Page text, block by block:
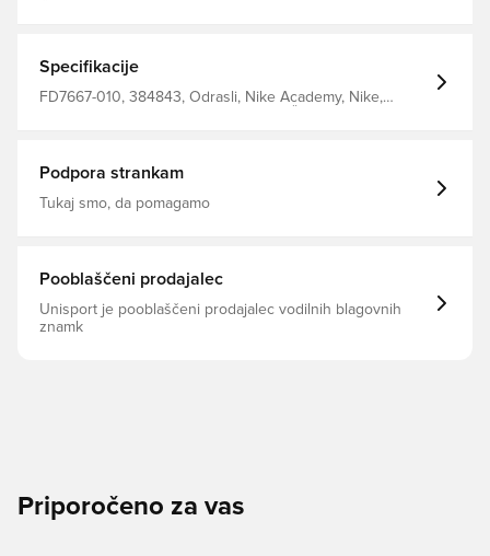
Specifikacije
FD7667-010, 384843, Odrasli, Nike Academy, Nike,
Podpora strankam
Tukaj smo, da pomagamo
Pooblaščeni prodajalec
Unisport je pooblaščeni prodajalec vodilnih blagovnih
znamk
Priporočeno za vas